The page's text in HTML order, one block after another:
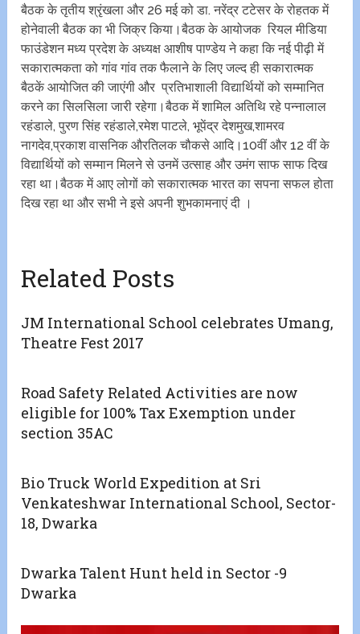
बैठक के तृतीय श्रृंखला और 26 मई को डा. नरेंद्र टटेसर के रोहतक में
होनेवाली बैठक का भी जिक्र किया।बैठक के आयोजक रियल मीडिया
फाउंडेशन मध्य प्रदेश के अध्यक्ष आशीष पाण्डेय ने कहा कि नई पीढ़ी में
सकारात्मकता को गांव गांव तक फैलाने के लिए जल्द ही सकारात्मक
बैठकें आयोजित की जाएंगी और प्रतिभाशाली विद्यार्थियों को सम्मानित
करने का सिलसिला जारी रहेगा।बैठक में शामिल अतिथि रहे पन्नालाल
रहंडाले, पुरण सिंह रहंडाले,रमेश पाटले, भूपेंद्र देशमुख,शामरव
नागदेव,प्रकाश वासनिक औरतिलक चौकसे आदि।10वीं और 12 वीं के
विद्यार्थियों को सम्मान मिलने से उनमें उत्साह और उमंग साफ साफ दिख
रहा था।बैठक में आए लोगों को सकारात्मक भारत का सपना सफल होता
दिख रहा था और सभी ने इसे अपनी शुभकामनाएं दी ।
Related Posts
JM International School celebrates Umang,
Theatre Fest 2017
Road Safety Related Activities are now
eligible for 100% Tax Exemption under
section 35AC
Bio Truck World Expedition at Sri
Venkateshwar International School, Sector-
18, Dwarka
Dwarka Talent Hunt held in Sector -9
Dwarka